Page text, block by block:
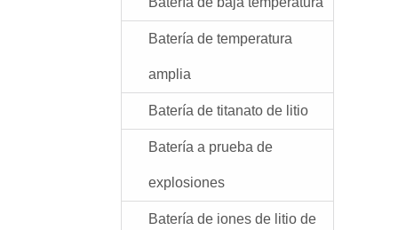
Batería de temperatura
amplia
Batería de titanato de litio
Batería a prueba de
explosiones
Batería de iones de litio de